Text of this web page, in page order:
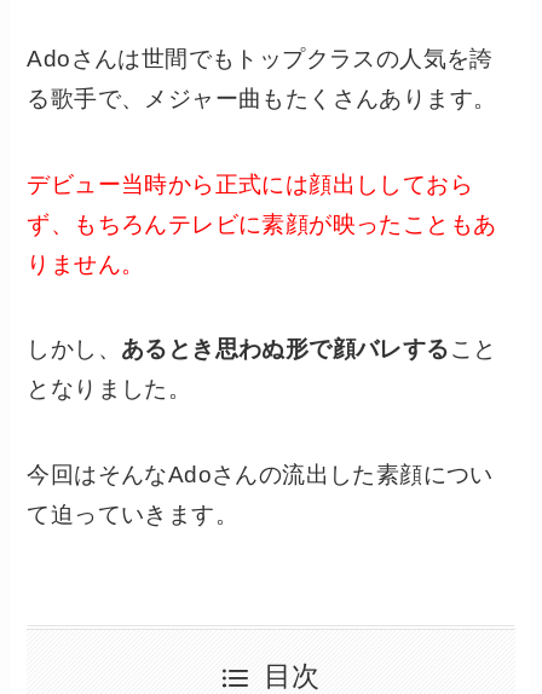
Adoさんは世間でもトップクラスの人気を誇
る歌手で、メジャー曲もたくさんあります。
デビュー当時から正式には顔出ししておら
ず、もちろんテレビに素顔が映ったこともあ
りません。
しかし、 あるとき思わぬ形で顔バレすること
となりました。
今回はそんなAdoさんの流出した素顔につい
て迫っていきます。
目次